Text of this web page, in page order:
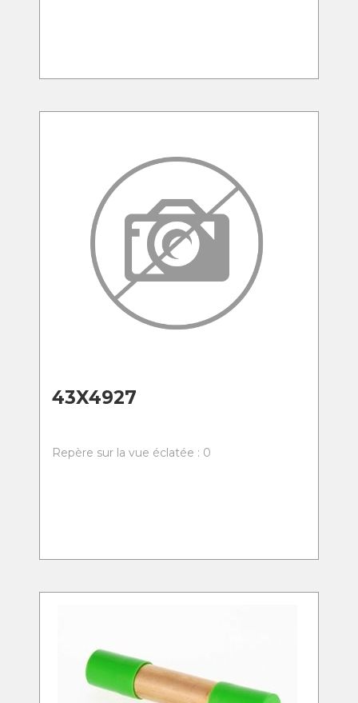
43X4927
Repère sur la vue éclatée : 0